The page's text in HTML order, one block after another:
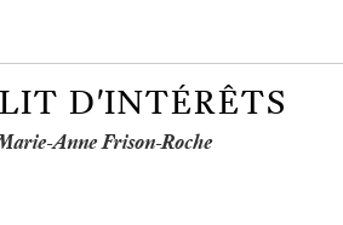
D'INTÉRÊTS
Anne Frison-Roche